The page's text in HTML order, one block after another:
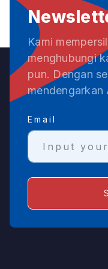
Kami
menghubungi
pun. Dengan
mendengarkan
Email